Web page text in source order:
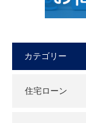
カテゴリー
住宅ローン